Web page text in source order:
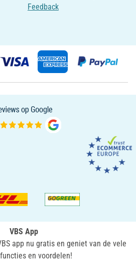
Feedback
VBS App
app nu gratis en geniet van de vele
en voordelen!